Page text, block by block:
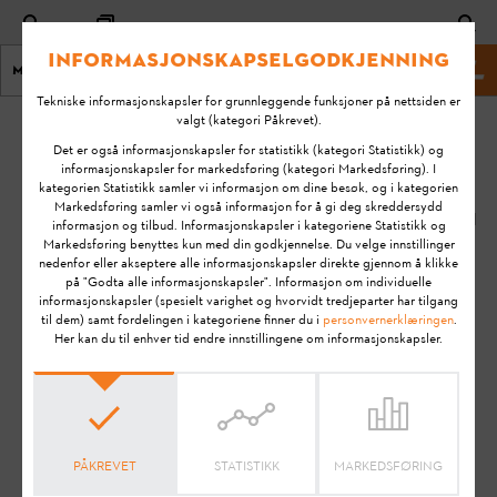
Meny STIHL Nettsted
KA-01068
Hva er GPS-
beskyttelse?
STIHL RMI 422 PC (VIKING MI 422 PC)
STIHL RMI 522 C
STIHL RMI 632 C (VIKING MI 632 C)
STIHL RMI 632 PC (VIKING MI 632 PC)
Sist
endret:
22.03.2021
How To & Tips
Les bruksanvisningennøye før du klargjør STIHL-
produktet for bruk, tar det i bruk, rengjør det, transporterer
det, oppbevarer det, vedlikeholder det, reparerer det,
Informasjonskapselgodkjenning
Tekniske informasjonskapsler for grunnleggende funksjoner på nettsiden er
valgt (kategori Påkrevet).
Det er også informasjonskapsler for statistikk (kategori Statistikk) og
informasjonskapsler for markedsføring (kategori Markedsføring). I
kategorien Statistikk samler vi informasjon om dine besøk, og i kategorien
Markedsføring samler vi også informasjon for å gi deg skreddersydd
informasjon og tilbud. Informasjonskapsler i kategoriene Statistikk og
Markedsføring benyttes kun med din godkjennelse. Du velge innstillinger
nedenfor eller akseptere alle informasjonskapsler direkte gjennom å klikke
på "Godta alle informasjonskapsler". Informasjon om individuelle
informasjonskapsler (spesielt varighet og hvorvidt tredjeparter har tilgang
til dem) samt fordelingen i kategoriene finner du i personvernerklæringen.
Her kan du til enhver tid endre innstillingene om informasjonskapsler.
PÅKREVET STATISTIKK MARKEDSFØRING